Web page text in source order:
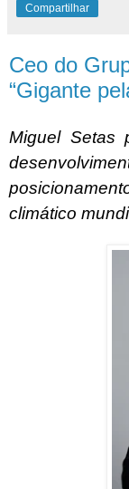
Compartilhar
Ceo do
“Gigante
Miguel Setas
climático